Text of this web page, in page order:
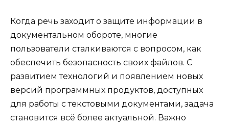
Когда речь заходит о защите информации в
документальном обороте, многие
пользователи сталкиваются с вопросом, как
обеспечить безопасность своих файлов. С
развитием технологий и появлением новых
версий программных продуктов, доступных
для работы с текстовыми документами, задача
становится всё более актуальной. Важно